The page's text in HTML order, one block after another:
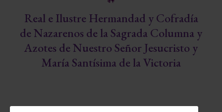
Real e Ilustre Hermandad y Cofradía
de Nazarenos de la Sagrada Columna y
Azotes de Nuestro Señor Jesucristo y
María Santísima de la Victoria